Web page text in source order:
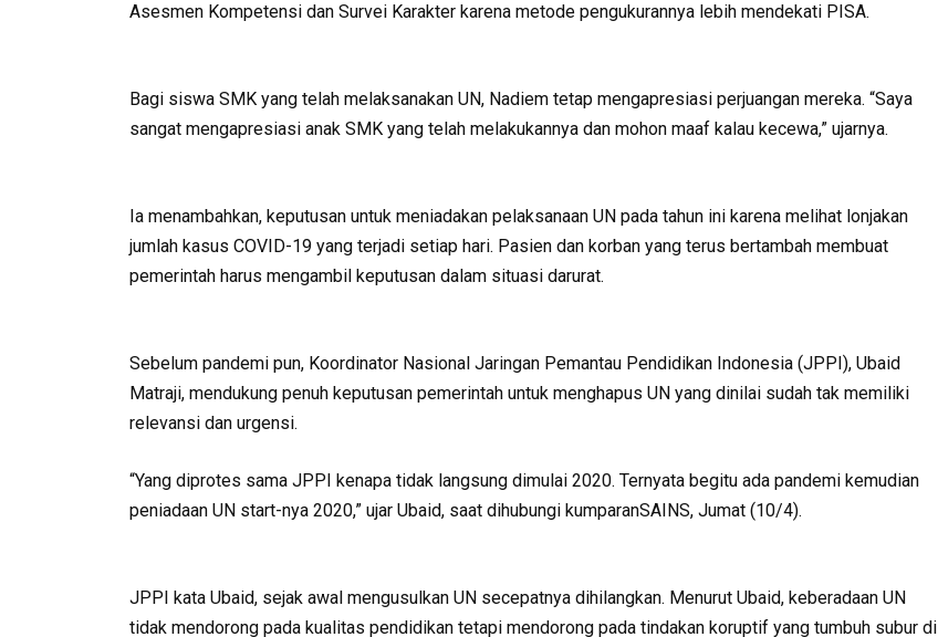
Asesmen Kompetensi dan Survei Karakter karena metode pengukurannya lebih mendekati PISA.
Bagi siswa SMK yang telah melaksanakan UN, Nadiem tetap mengapresiasi perjuangan mereka. “Saya
sangat mengapresiasi anak SMK yang telah melakukannya dan mohon maaf kalau kecewa,” ujarnya.
Ia menambahkan, keputusan untuk meniadakan pelaksanaan UN pada tahun ini karena melihat lonjakan
jumlah kasus COVID-19 yang terjadi setiap hari. Pasien dan korban yang terus bertambah membuat
pemerintah harus mengambil keputusan dalam situasi darurat.
Sebelum pandemi pun, Koordinator Nasional Jaringan Pemantau Pendidikan Indonesia (JPPI), Ubaid
Matraji, mendukung penuh keputusan pemerintah untuk menghapus UN yang dinilai sudah tak memiliki
relevansi dan urgensi.
“Yang diprotes sama JPPI kenapa tidak langsung dimulai 2020. Ternyata begitu ada pandemi kemudian
peniadaan UN start-nya 2020,” ujar Ubaid, saat dihubungi kumparanSAINS, Jumat (10/4).
JPPI kata Ubaid, sejak awal mengusulkan UN secepatnya dihilangkan. Menurut Ubaid, keberadaan UN
tidak mendorong pada kualitas pendidikan tetapi mendorong pada tindakan koruptif yang tumbuh subur di